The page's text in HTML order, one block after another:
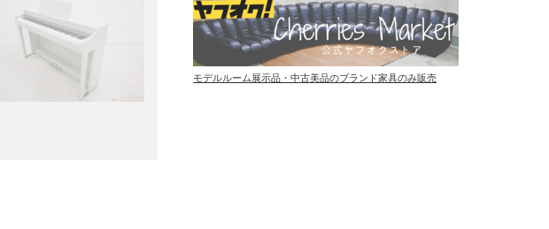
モデルルーム展示品・中古美品のブランド家具のみ販売